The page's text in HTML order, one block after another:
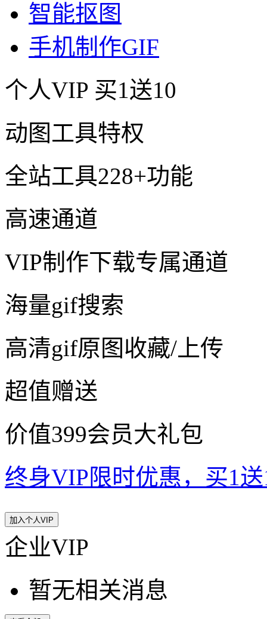
智能抠图
手机制作GIF
个人VIP 买1送10
动图工具特权
全站工具228+功能
高速通道
VIP制作下载专属通道
海量gif搜索
高清gif原图收藏/上传
超值赠送
价值399会员大礼包
终身VIP限时优惠，买1
加入个人VIP
企业VIP
暂无相关消息